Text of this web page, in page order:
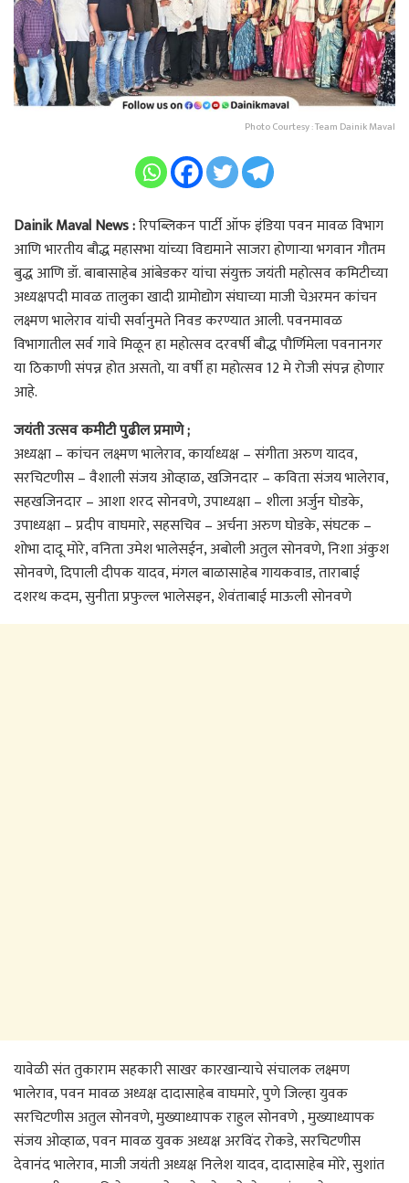
Photo Courtesy : Team Dainik Maval
Dainik Maval News :रिपब्लिकन पार्टी ऑफ इंडिया पवन मावळ विभाग
आणि भारतीय बौद्ध महासभा यांच्या विद्यमाने साजरा होणार्‍या भगवान गौतम
बुद्ध आणि डॉ. बाबासाहेब आंबेडकर यांचा संयुक्त जयंती महोत्सव कमिटीच्या
अध्यक्षपदी मावळ तालुका खादी ग्रामोद्योग संघाच्या माजी चेअरमन कांचन
लक्ष्मण भालेराव यांची सर्वानुमते निवड करण्यात आली. पवनमावळ
विभागातील सर्व गावे मिळून हा महोत्सव दरवर्षी बौद्ध पौर्णिमेला पवनानगर
या ठिकाणी संपन्न होत असतो, या वर्षी हा महोत्सव 12 मे रोजी संपन्न होणार
आहे.
जयंती उत्सव कमीटी पुढील प्रमाणे ;
अध्यक्षा – कांचन लक्ष्मण भालेराव, कार्याध्यक्ष – संगीता अरुण यादव,
सरचिटणीस – वैशाली संजय ओव्हाळ, खजिनदार – कविता संजय भालेराव,
सहखजिनदार – आशा शरद सोनवणे, उपाध्यक्षा – शीला अर्जुन घोडके,
उपाध्यक्षा – प्रदीप वाघमारे, सहसचिव – अर्चना अरुण घोडके, संघटक –
शोभा दादू मोरे, वनिता उमेश भालेसईन, अबोली अतुल सोनवणे, निशा अंकुश
सोनवणे, दिपाली दीपक यादव, मंगल बाळासाहेब गायकवाड, ताराबाई
दशरथ कदम, सुनीता प्रफुल्ल भालेसइन, शेवंताबाई माऊली सोनवणे
यावेळी संत तुकाराम सहकारी साखर कारखान्याचे संचालक लक्ष्मण
भालेराव, पवन मावळ अध्यक्ष दादासाहेब वाघमारे, पुणे जिल्हा युवक
सरचिटणीस अतुल सोनवणे, मुख्याध्यापक राहुल सोनवणे , मुख्याध्यापक
संजय ओव्हाळ, पवन मावळ युवक अध्यक्ष अरविंद रोकडे, सरचिटणीस
देवानंद भालेराव, माजी जयंती अध्यक्ष निलेश यादव, दादासाहेब मोरे, सुशांत